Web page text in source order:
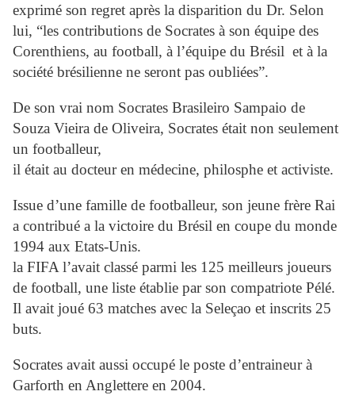
exprimé son regret après la disparition du Dr. Selon
lui, “les contributions de Socrates à son équipe des
Corenthiens, au football, à l’équipe du Brésil et à la
société brésilienne ne seront pas oubliées”.
De son vrai nom Socrates Brasileiro Sampaio de
Souza Vieira de Oliveira, Socrates était non seulement
un footballeur,
il était au docteur en médecine, philosphe et activiste.
Issue d’une famille de footballeur, son jeune frère Rai
a contribué a la victoire du Brésil en coupe du monde
1994 aux Etats-Unis.
la FIFA l’avait classé parmi les 125 meilleurs joueurs
de football, une liste établie par son compatriote Pélé.
Il avait joué 63 matches avec la Seleçao et inscrits 25
buts.
Socrates avait aussi occupé le poste d’entraineur à
Garforth en Anglettere en 2004.